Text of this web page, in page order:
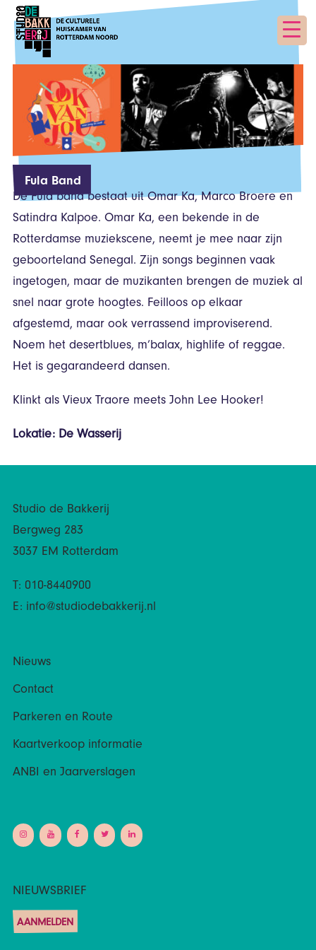
Fula Band
De Fula band bestaat uit Omar Ka, Marco Broere en
Satindra Kalpoe. Omar Ka, een bekende in de
Rotterdamse muziekscene, neemt je mee naar zijn
geboorteland Senegal. Zijn songs beginnen vaak
ingetogen, maar de muzikanten brengen de muziek al
snel naar grote hoogtes. Feilloos op elkaar
afgestemd, maar ook verrassend improviserend.
Noem het desertblues, m’balax, highlife of reggae.
Het is gegarandeerd dansen.
Klinkt als Vieux Traore meets John Lee Hooker!
Lokatie: De Wasserij
Studio de Bakkerij
Bergweg 283
3037 EM Rotterdam
T: 010-8440900
E: info@studiodebakkerij.nl
Nieuws
Contact
Parkeren en Route
Kaartverkoop informatie
ANBI en Jaarverslagen
NIEUWSBRIEF
AANMELDEN